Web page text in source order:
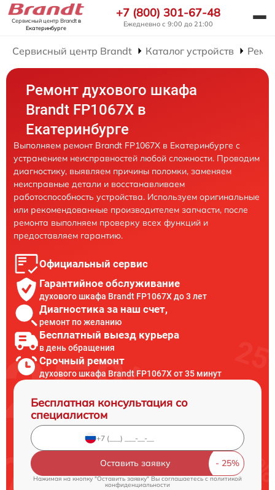
Сервисный центр Brandtв
Екатеринбурге
+7 (800) 301-67-48
Ежедневно с 9:00 до 21:00
Сервисный центр Brandt Каталог устройств
Ремонт духового шкафа
Brandt FP1067X в
Екатеринбурге
Выполняем ремонт Brandt FP1067X в Екатеринбурге с
устранением неисправностей любой сложности. Проводим
диагностику, выявляем причины поломки, заменяем
неисправные детали и восстанавливаем
работоспособность устройства. Используем оригинальные
или рекомендованные производителем запчасти, после
ремонта выполняем проверку всех функций и
предоставляем гарантию.
Официальный сервис
Гарантийное обслуживание
духового шкафа Brandt FP1067X до 3 лет
Диагностика за наш счет,
ремонт по желанию
Бесплатный выезд курьера
в день обращения
Срочный ремонт
духового шкафа Brandt FP1067X от 35 минут
Бесплатная консультация со
специалистом
Оставить заявку
Нажимая на кнопку "Оставить заявку" Вы соглашаетесь c политикой
конфиденциальности